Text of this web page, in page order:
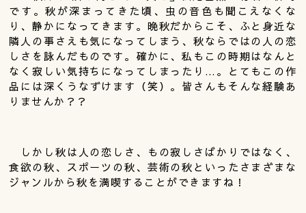
です。秋が深まってきた頃、虫の音色も聞こえなくな
り、静かになってきます。晩秋だからこそ、ふと身近な
隣人の事さえも気になってしまう、秋ならではの人の恋
しさを詠んだものです。確かに、私もこの時期はなんと
なく寂しい気持ちになってしまったり…。とてもこの作
品には深くうなずけます（笑）。皆さんもそんな経験あ
りませんか？？
しかし秋は人の恋しさ、もの寂しさばかりではなく、
食欲の秋、スポーツの秋、芸術の秋といったさまざまな
ジャンルから秋を満喫することができますね！